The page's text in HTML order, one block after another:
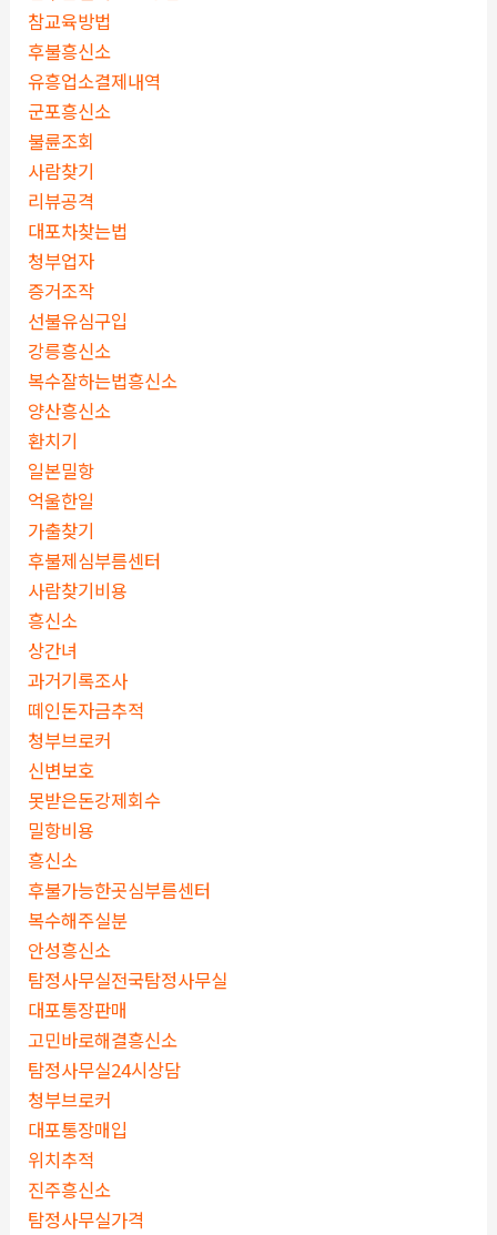
참교육방법
후불흥신소
유흥업소결제내역
군포흥신소
불륜조회
사람찾기
리뷰공격
대포차찾는법
청부업자
증거조작
선불유심구입
강릉흥신소
복수잘하는법흥신소
양산흥신소
환치기
일본밀항
억울한일
가출찾기
후불제심부름센터
사람찾기비용
흥신소
상간녀
과거기록조사
떼인돈자금추적
청부브로커
신변보호
못받은돈강제회수
밀항비용
흥신소
후불가능한곳심부름센터
복수해주실분
안성흥신소
탐정사무실전국탐정사무실
대포통장판매
고민바로해결흥신소
탐정사무실24시상담
청부브로커
대포통장매입
위치추적
진주흥신소
탐정사무실가격